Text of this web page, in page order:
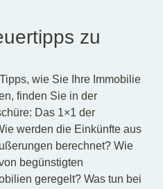
zu
wie Sie Ihre Immobilie
finden Sie in der
Das 1×1 der
werden die Einkünfte aus
berechnet? Wie
begünstigten
geregelt? Was tun bei